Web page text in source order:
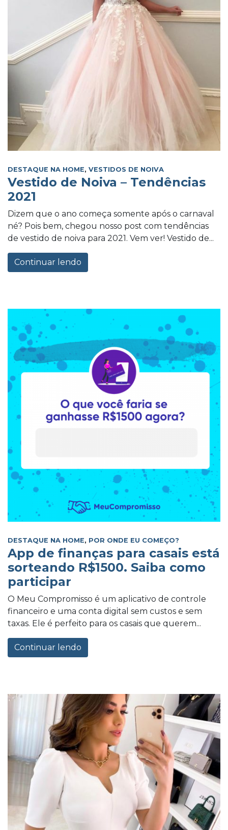
DESTAQUE NA HOME, VESTIDOS DE NOIVA
Vestido de Noiva – Tendências
2021
Dizem que o ano começa somente após o carnaval
né? Pois bem, chegou nosso post com tendências
de vestido de noiva para 2021. Vem ver! Vestido de...
Continuar lendo
DESTAQUE NA HOME, POR ONDE EU COMEÇO?
App de finanças para casais está
sorteando R$1500. Saiba como
participar
O Meu Compromisso é um aplicativo de controle
financeiro e uma conta digital sem custos e sem
taxas. Ele é perfeito para os casais que querem...
Continuar lendo